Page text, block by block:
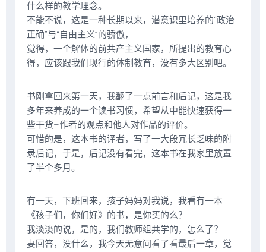
什么样的教学理念。
不能不说，这是一种长期以来，潜意识里培养的“政治
正确”与“自由主义”的骄傲，
觉得，一个解体的前共产主义国家，所提出的教育心
得，应该跟我们现行的体制教育，没有多大区别吧。
书刚拿回来第一天，我翻了一点前言和后记，这是我
多年来养成的一个读书习惯，希望从中能快速获得一
些干货–作者的观点和他人对作品的评价。
可惜的是，这本书的译者，写了一大段冗长乏味的附
录后记，于是，后记没有看完，这本书在我家里放置
了半个多月。
有一天，下班回来，孩子妈妈对我说，我看有一本
《孩子们，你们好》的书，是你买的么？
我淡淡的说，是的，我们教师组共学的，怎么了？
妻回答，没什么，我今天无意间看了看最后一章，觉